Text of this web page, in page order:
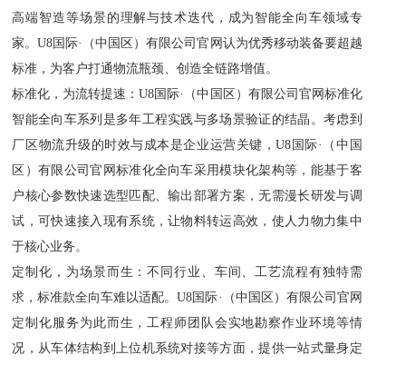
联系我们
高端智造等场景的理解与技术迭代，成为智能全向车领域专
家。U8国际·（中国区）有限公司官网认为优秀移动装备要超越
标准，为客户打通物流瓶颈、创造全链路增值。
标准化，为流转提速：U8国际·（中国区）有限公司官网标准化
智能全向车系列是多年工程实践与多场景验证的结晶。考虑到
厂区物流升级的时效与成本是企业运营关键，U8国际·（中国
区）有限公司官网标准化全向车采用模块化架构等，能基于客
户核心参数快速选型匹配、输出部署方案，无需漫长研发与调
试，可快速接入现有系统，让物料转运高效，使人力物力集中
于核心业务。
定制化，为场景而生：不同行业、车间、工艺流程有独特需
求，标准款全向车难以适配。U8国际·（中国区）有限公司官网
定制化服务为此而生，工程师团队会实地勘察作业环境等情
况，从车体结构到上位机系统对接等方面，提供一站式量身定